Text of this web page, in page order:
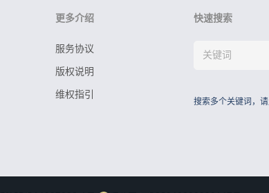
更多介绍
服务协议
版权说明
维权指引
快速搜索
搜索多个关键词，